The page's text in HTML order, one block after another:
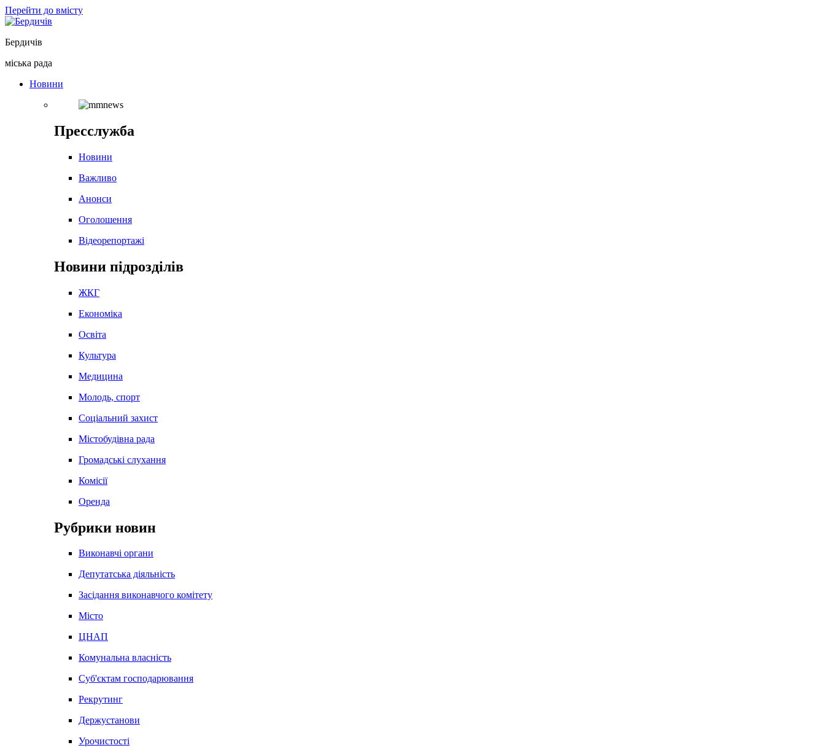
Перейти до вмісту
Бердичів
міська рада
Новини
Пресслужба
Новини
Важливо
Анонси
Оголошення
Відеорепортажі
Новини підрозділів
ЖКГ
Економіка
Освіта
Культура
Медицина
Молодь, спорт
Соціальний захист
Містобудівна рада
Громадські слухання
Комісії
Оренда
Рубрики новин
Виконавчі органи
Депутатська діяльність
Засідання виконавчого комітету
Місто
ЦНАП
Комунальна власність
Суб'єктам господарювання
Рекрутинг
Держустанови
Урочистості